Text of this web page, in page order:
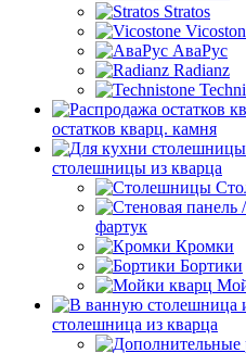
Stratos
АваРус
Radianz
остатков кварц. камня
столешницы из кварца
фартук
Кромки
Бортики
столешница из кварца